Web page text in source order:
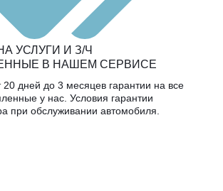
УСЛУГИ И З/Ч
В НАШЕМ СЕРВИСЕ
дней до 3 месяцев гарантии на все
у нас. Условия гарантии
при обслуживании автомобиля.